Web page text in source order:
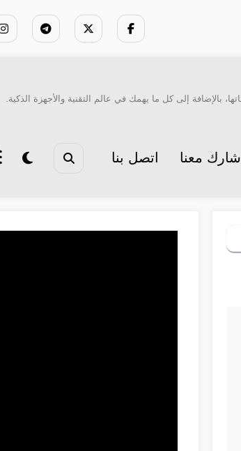
بالإضافة إلى كل ما يهمك في عالم التقنية والأجهزة الذكية.
شارك معنا اتصل بنا